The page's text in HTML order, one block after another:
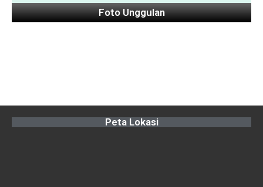
Foto Unggulan
Peta Lokasi